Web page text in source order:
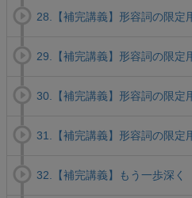
28.【補完講義】形容詞の限定
29.【補完講義】形容詞の限定
30.【補完講義】形容詞の限定
31.【補完講義】形容詞の限定
32.【補完講義】もう一歩深く